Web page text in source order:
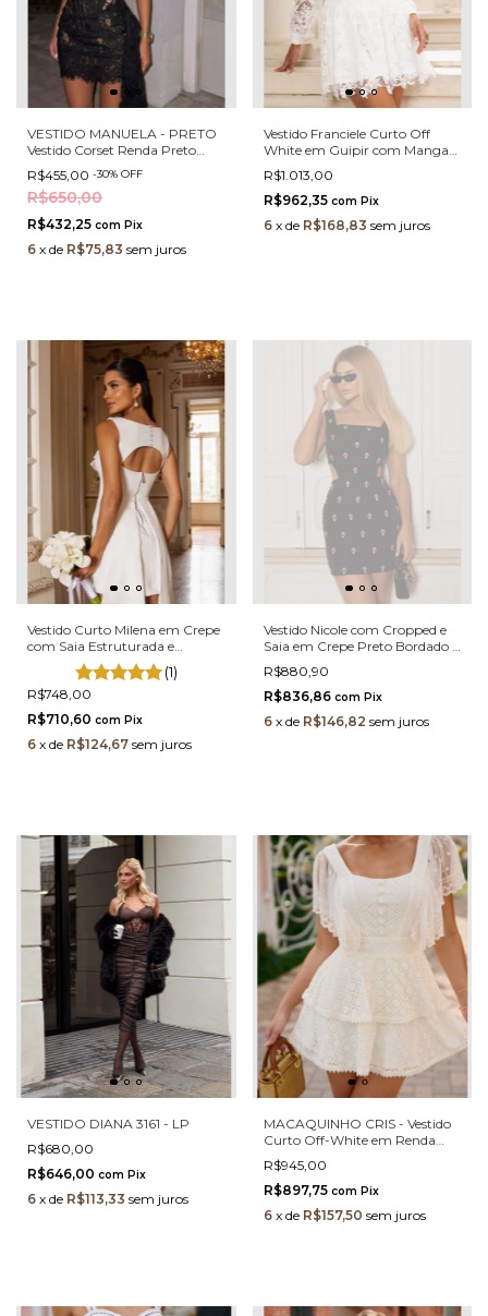
VESTIDO MANUELA - PRETO
Vestido Corset Renda Preto
Com Forro Nude Modelador
Sem Alças
R$455,00 -30% OFF
R$650,00
R$432,25 com Pix
6 x de R$75,83 sem juros
Vestido Franciele Curto Off
White em Guipir com Mangas
Longas e Amarração nas
Costas
R$1.013,00
R$962,35 com Pix
6 x de R$168,83 sem juros
Vestido Curto Milena em Crepe
com Saia Estruturada e
Detalhe de Laço
(1)
R$748,00
R$710,60 com Pix
6 x de R$124,67 sem juros
Vestido Nicole com Cropped e
Saia em Crepe Preto Bordado –
Elegância e Acabamento
Delicado
R$880,90
R$836,86 com Pix
6 x de R$146,82 sem juros
VESTIDO DIANA 3161 - LP
R$680,00
R$646,00 com Pix
6 x de R$113,33 sem juros
MACAQUINHO CRIS - Vestido
Curto Off-White em Renda
com Saia em Camadas Godê
Bliss
R$945,00
R$897,75 com Pix
6 x de R$157,50 sem juros